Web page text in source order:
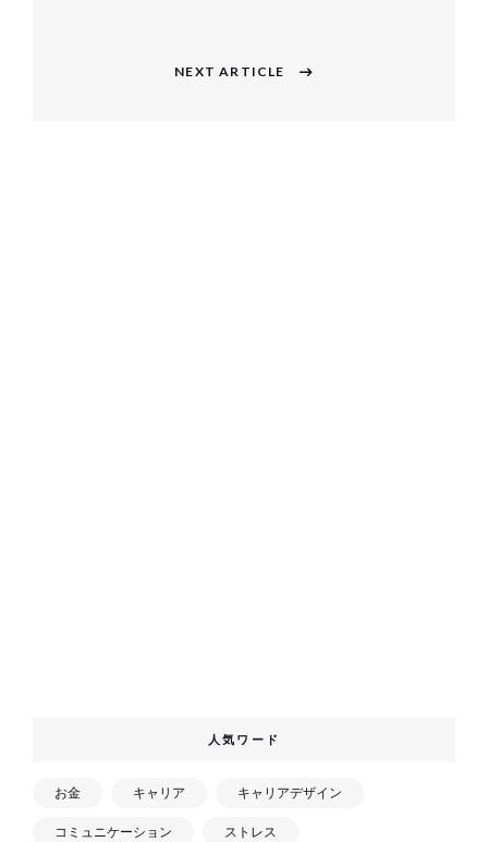
NEXT ARTICLE
人気ワード
お金 キャリア キャリアデザイン
コミュニケーション ストレス